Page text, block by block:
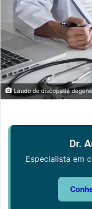
Laudo de discopatia
Dr.
Especialista em